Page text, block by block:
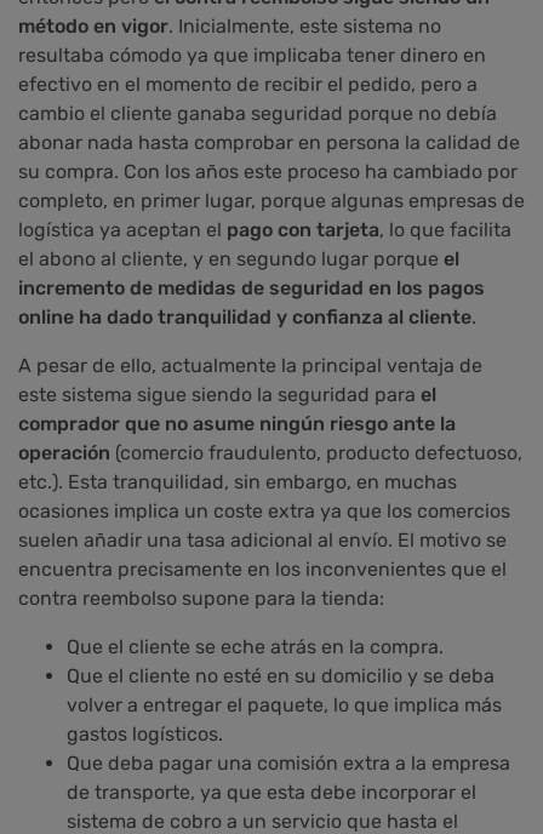
método en vigor. Inicialmente, este sistema no
resultaba cómodo ya que implicaba tener dinero en
efectivo en el momento de recibir el pedido, pero a
cambio el cliente ganaba seguridad porque no debía
abonar nada hasta comprobar en persona la calidad de
su compra. Con los años este proceso ha cambiado por
completo, en primer lugar, porque algunas empresas de
logística ya aceptan el pago con tarjeta, lo que facilita
el abono al cliente, y en segundo lugar porque el
incremento de medidas de seguridad en los pagos
online ha dado tranquilidad y confianza al cliente.
A pesar de ello, actualmente la principal ventaja de
este sistema sigue siendo la seguridad para el
comprador que no asume ningún riesgo ante la
operación (comercio fraudulento, producto defectuoso,
etc.). Esta tranquilidad, sin embargo, en muchas
ocasiones implica un coste extra ya que los comercios
suelen añadir una tasa adicional al envío. El motivo se
encuentra precisamente en los inconvenientes que el
contra reembolso supone para la tienda:
Que el cliente se eche atrás en la compra.
Que el cliente no esté en su domicilio y se deba
volver a entregar el paquete, lo que implica más
gastos logísticos.
Que deba pagar una comisión extra a la empresa
de transporte, ya que esta debe incorporar el
sistema de cobro a un servicio que hasta el